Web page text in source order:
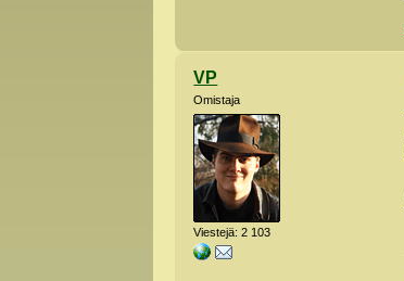
VP
Omistaja
Viestejä: 2 103